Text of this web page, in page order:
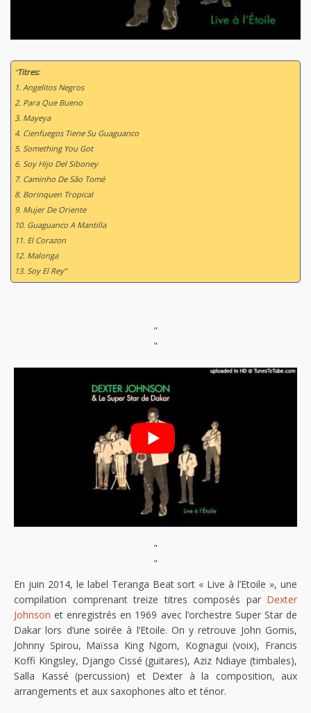
“Titres:
1. Angelitos Negros
2. Para Que Bueno
3. Mayeya
4. Cienfuegos Tiene Su Guaguanco
5. Something You Got
6. Soy Hijo Del Siboney
7. Caminho De São Tomé
8. Borinquen Tropical
9. Mujer De Oriente
10. Guaguanco A Mantilla
11. El Corazon
12. Malonga
13. Soy El Rey”
"
"
"
"
En juin 2014, le label Teranga Beat sort « Live à l’Etoile », une
compilation comprenant treize titres composés par Dexter
Johnson et enregistrés en 1969 avec l’orchestre Super Star de
Dakar lors d’une soirée à l’Etoile. On y retrouve John Gomis,
Johnny Spirou, Maïssa King Ngom, Kognagui (voix), Francis
Koffi Kingsley, Django Cissé (guitares), Aziz Ndiaye (timbales),
Salla Kassé (percussion) et Dexter à la composition, aux
arrangements et aux saxophones alto et ténor.